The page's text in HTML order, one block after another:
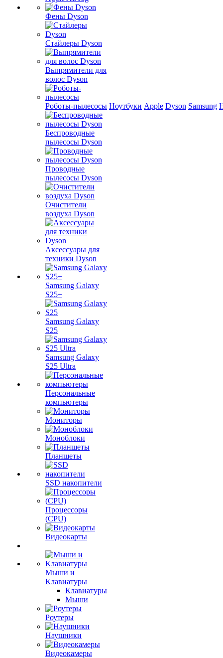
Фены Dyson
Стайлеры Dyson
Выпрямители для
волос Dyson
Роботы-пылесосы
Беспроводные
пылесосы Dyson
Проводные
пылесосы Dyson
Очистители
воздуха Dyson
Аксессуары для
техники Dyson
Samsung Galaxy
S25+
Samsung Galaxy
S25
Samsung Galaxy
S25 Ultra
Персональные
компьютеры
Мониторы
Моноблоки
Планшеты
SSD накопители
Процессоры
(CPU)
Видеокарты
Мыши и
Клавиатуры
Клавиатуры
Мыши
Роутеры
Наушники
Видеокамеры
Ноутбуки Apple Dyson Samsung